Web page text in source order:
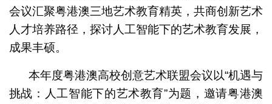
会议汇聚粤港澳三地艺术教育精英，共商创新艺术
人才培养路径，探讨人工智能下的艺术教育发展，
成果丰硕。
本年度粤港澳高校创意艺术联盟会议以“机遇与
挑战：人工智能下的艺术教育”为题，邀请粤港澳